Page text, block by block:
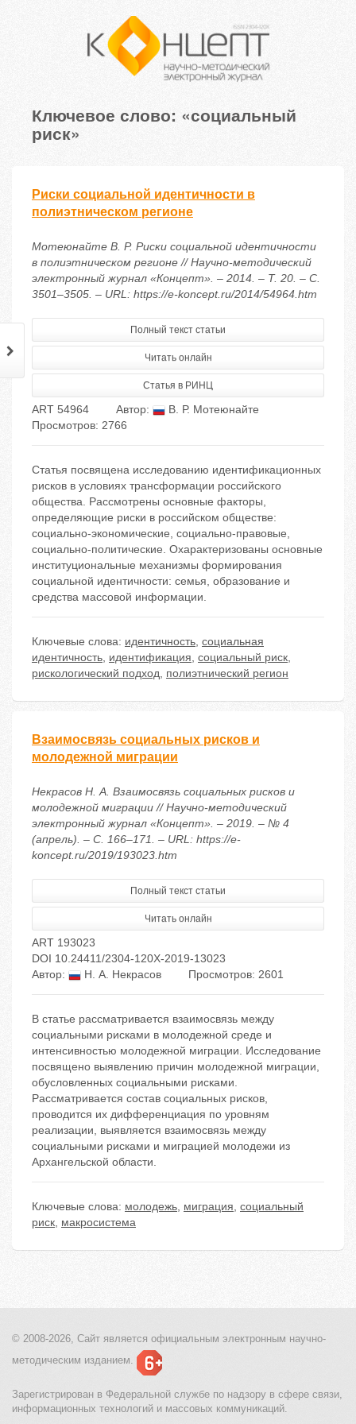
Ключевое слово: «социальный
риск»
Риски социальной идентичности в
полиэтническом регионе
Мотеюнайте В. Р. Риски социальной идентичности
в полиэтническом регионе // Научно-методический
электронный журнал «Концепт». – 2014. – Т. 20. – С.
3501–3505. – URL: https://e-koncept.ru/2014/54964.htm
Полный текст статьи
Читать онлайн
Статья в РИНЦ
ART 54964 Автор:
В. Р. Мотеюнайте
Просмотров: 2766
Статья посвящена исследованию идентификационных
рисков в условиях трансформации российского
общества. Рассмотрены основные факторы,
определяющие риски в российском обществе:
социально-экономические, социально-правовые,
социально-политические. Охарактеризованы основные
институциональные механизмы формирования
социальной идентичности: семья, образование и
средства массовой информации.
Ключевые слова: идентичность, социальная
идентичность, идентификация, социальный риск,
рискологический подход, полиэтнический регион
Взаимосвязь социальных рисков и
молодежной миграции
Некрасов Н. А. Взаимосвязь социальных рисков и
молодежной миграции // Научно-методический
электронный журнал «Концепт». – 2019. – № 4
(апрель). – С. 166–171. – URL: https://e-
koncept.ru/2019/193023.htm
Полный текст статьи
Читать онлайн
ART 193023
DOI 10.24411/2304-120X-2019-13023
Автор:
Н. А. Некрасов Просмотров: 2601
В статье рассматривается взаимосвязь между
социальными рисками в молодежной среде и
интенсивностью молодежной миграции. Исследование
посвящено выявлению причин молодежной миграции,
обусловленных социальными рисками.
Рассматривается состав социальных рисков,
проводится их дифференциация по уровням
реализации, выявляется взаимосвязь между
социальными рисками и миграцией молодежи из
Архангельской области.
Ключевые слова: молодежь, миграция, социальный
риск, макросистема
© 2008-2026, Сайт является официальным электронным научно-
методическим изданием.
Зарегистрирован в Федеральной службе по надзору в сфере связи,
информационных технологий и массовых коммуникаций.